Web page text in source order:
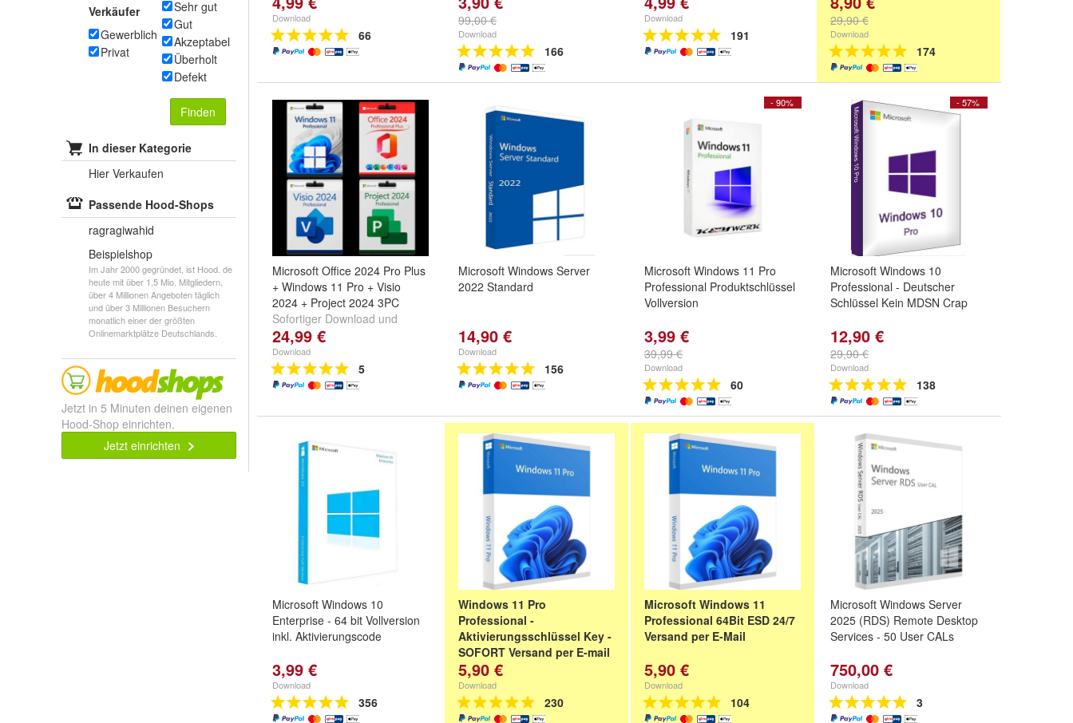
Verkäufer
Gewerblich
Privat
Sehr gut
Gut
Akzeptabel
Überholt
Defekt
Finden
In dieser Kategorie
Hier Verkaufen
Passende Hood-Shops
ragragiwahid
Beispielshop
Im Jahr 2000 gegründet, ist Hood. de
heute mit über 1,5 Mio. Mitgliedern,
über 4 Millionen Angeboten täglich
und über 3 Millionen Besuchern
monatlich einer der größten
Onlinemarktplätze Deutschlands.
Jetzt in 5 Minuten deinen eigenen
Hood-Shop einrichten.
Jetzt einrichten
Download
66
99,00 €
Download
166
Download
191
29,90 €
Download
174
Microsoft Office 2024 Pro Plus
+ Windows 11 Pro + Visio
2024 + Project 2024 3PC
Sofortiger Download und
Productschlüssel per E-Mail
24,99 €
Download
5
Microsoft Windows Server
2022 Standard
14,90 €
Download
156
- 90%
Microsoft Windows 11 Pro
Professional Produktschlüssel
Vollversion
3,99 €
39,99 €
Download
60
- 57%
Microsoft Windows 10
Professional - Deutscher
Schlüssel Kein MDSN Crap
12,90 €
29,90 €
Download
138
Microsoft Windows 10
Enterprise - 64 bit Vollversion
inkl. Aktivierungscode
3,99 €
Download
356
Windows 11 Pro
Professional -
Aktivierungsschlüssel Key -
SOFORT Versand per E-mail
5,90 €
Download
230
Microsoft Windows 11
Professional 64Bit ESD 24/7
Versand per E-Mail
5,90 €
Download
104
Microsoft Windows Server
2025 (RDS) Remote Desktop
Services - 50 User CALs
750,00 €
Download
3